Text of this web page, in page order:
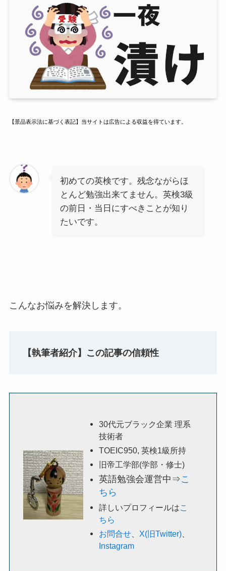
【景品表示法に基づく表記】当サイトは広告による収益を得ています。
初めての英検です。残念ながらほ
とんど勉強出来てません。英検3級
の前日・当日にすべきことが知り
たいです。
こんなお悩みを解決します。
【執筆者紹介】この記事の信頼性
30代元ブラック企業 理系
技術者
TOEIC950, 英検1級所持
旧帝工学部(学部・修士)
英語勉強会運営中⇒こ
ちら
詳しいプロフィールはこ
ちら
お問合せ、 X(旧Twitter)、
Instagram